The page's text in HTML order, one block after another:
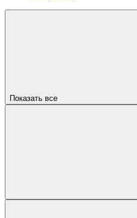
Показать все